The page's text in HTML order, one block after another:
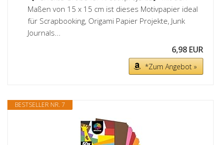
Maßen von 15 x 15 cm ist dieses Motivpapier ideal
für Scrapbooking, Origami Papier Projekte, Junk
Journals...
6,98 EUR
*Zum Angebot »
BESTSELLER NR. 7